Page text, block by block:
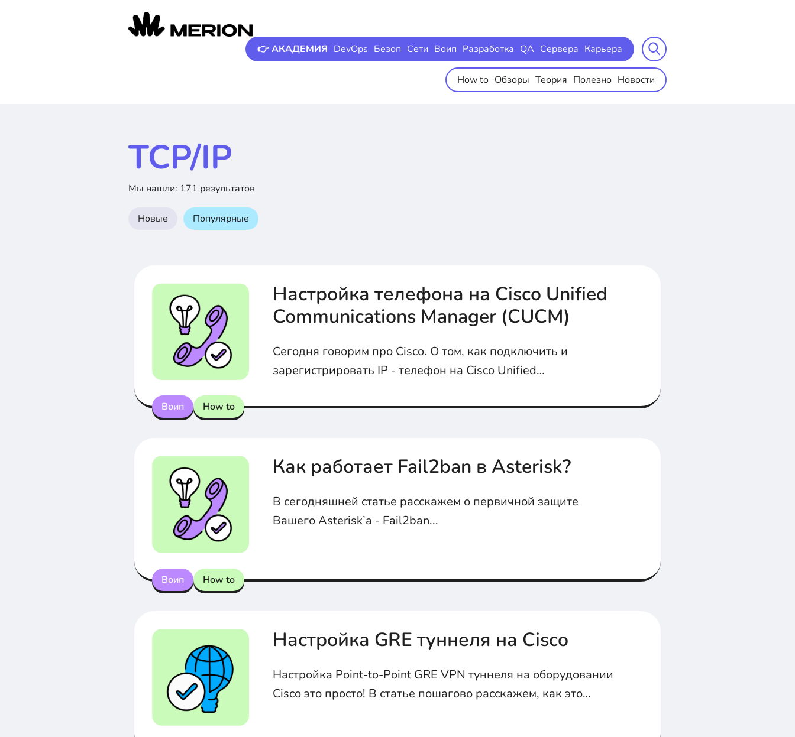
👉 АКАДЕМИЯ DevOps Безоп Сети Воип Разработка QA Сервера Карьера
How to Обзоры Теория Полезно Новости
TCP/IP
Мы нашли: 171 результатов
Новые Популярные
Воип How to
Настройка телефона на Cisco Unified
Communications Manager (CUCM)
Сегодня говорим про Cisco. О том, как подключить и
зарегистрировать IP - телефон на Cisco Unified
Воип How to
Как работает Fail2ban в Asterisk?
В сегодняшней статье расскажем о первичной защите
Вашего Asterisk’a - Fail2ban...
Настройка GRE туннеля на Cisco
Настройка Point-to-Point GRE VPN туннеля на оборудовании
Cisco это просто! В статье пошагово расскажем, как это